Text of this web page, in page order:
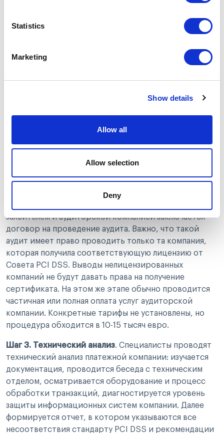
Statistics
Marketing
Show details
Allow all
Allow selection
Deny
пройти специальную процедуру сертификации. В
Шаг 1. Заполнение анкеты. Представитель
платежной компании указывает все необходимые
понимали, какие требования выдвигаются.
заявителем и аудиторской компанией заключается
договор на проведение аудита. Важно, что такой
аудит имеет право проводить только та компания,
которая получила соответствующую лицензию от
Совета PCI DSS. Выводы нелицензированных
компаний не будут давать права на получение
сертификата. На этом же этапе обычно проводится
частичная или полная оплата услуг аудиторской
компании. Конкретные тарифы не установлены, но
процедура обходится в 10-15 тысяч евро.
Шаг 3. Технический анализ. Специалисты проводят
технический анализ платежной компании: изучается
документация, проводится беседа с техническим
отделом, осматривается оборудование и процесс
обработки транзакций, диагностируется уровень
защиты информационных систем компании. Далее
формируется отчет, в котором указываются все
несоответствия стандарту PCI DSS и рекомендации